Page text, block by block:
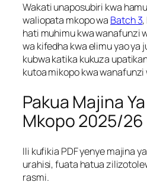
Wakati unaposubiri kwa
waliopata mkopo wa Batch 3
hati muhimu kwa wanafunzi
wa kifedha kwa elimu yao ya
kubwa katika kukuza
kutoa mikopo kwa
Pakua Majina
Mkopo 2025/26
Ili kufikia PDF yenye majina
urahisi, fuata hatua
rasmi.